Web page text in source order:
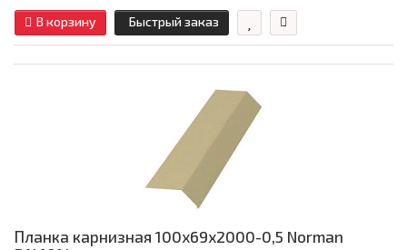
В корзину Быстрый заказ
Планка карнизная 100х69х2000-0,5 Norman